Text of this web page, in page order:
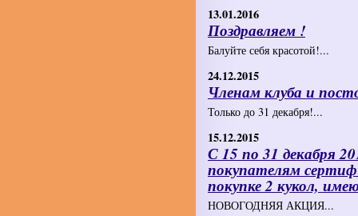
13.01.2016
Поздравляем !
Балуйте себя красотой!...
24.12.2015
Членам клуба и
Только до 31 декабря!...
15.12.2015
С 15 по 31 декабря
покупателям
покупке 2 кукол,
НОВОГОДНЯЯ АКЦИЯ...